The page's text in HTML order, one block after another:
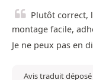
Plutôt correct,
montage facile,
Je ne peux pas en
Avis traduit